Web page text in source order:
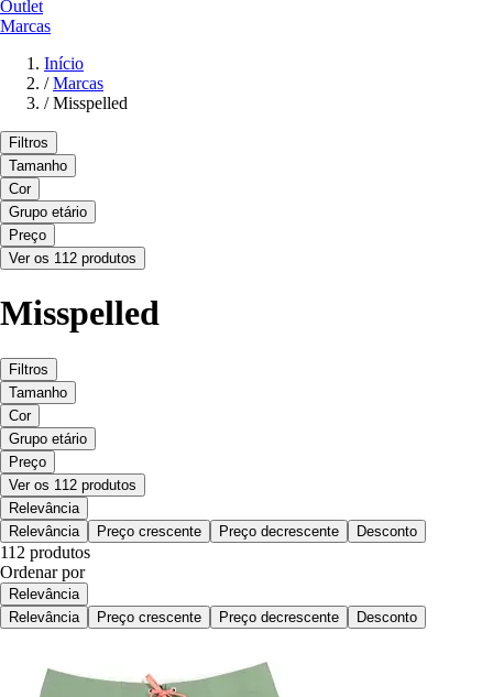
Outlet
Marcas
Início
/ Marcas
/ Misspelled
Filtros
Tamanho
Cor
Grupo etário
Preço
Ver os 112 produtos
Misspelled
Filtros
Tamanho
Cor
Grupo etário
Preço
Ver os 112 produtos
Relevância
Relevância
Preço crescente Preço decrescente Desconto
112 produtos
Ordenar por
Relevância
Relevância
Preço crescente Preço decrescente Desconto